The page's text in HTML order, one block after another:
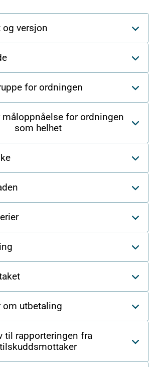
og versjon
for ordningen
måloppnåelse for ordningen
som helhet
om utbetaling
til rapporteringen fra
tilskuddsmottaker